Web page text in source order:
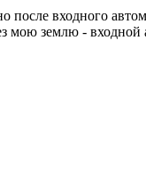
после входного
мою землю - входной